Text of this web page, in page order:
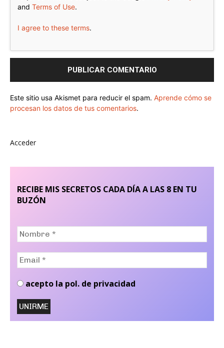
and Terms of Use.
I agree to these terms.
Este sitio usa Akismet para reducir el spam. Aprende cómo se
procesan los datos de tus comentarios.
Acceder
RECIBE MIS SECRETOS CADA DÍA A LAS 8 EN TU
BUZÓN
Nombre
Email
acepto la pol. de privacidad